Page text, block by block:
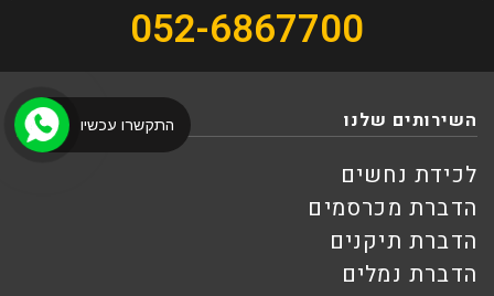
052-6867700
השירותים שלנו
לכידת נחשים
הדברת מכרסמים
הדברת תיקנים
הדברת נמלים
התקשרו עכשיו